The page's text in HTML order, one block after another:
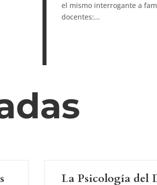
el mismo interrogante a
docentes:...
La Psicología del